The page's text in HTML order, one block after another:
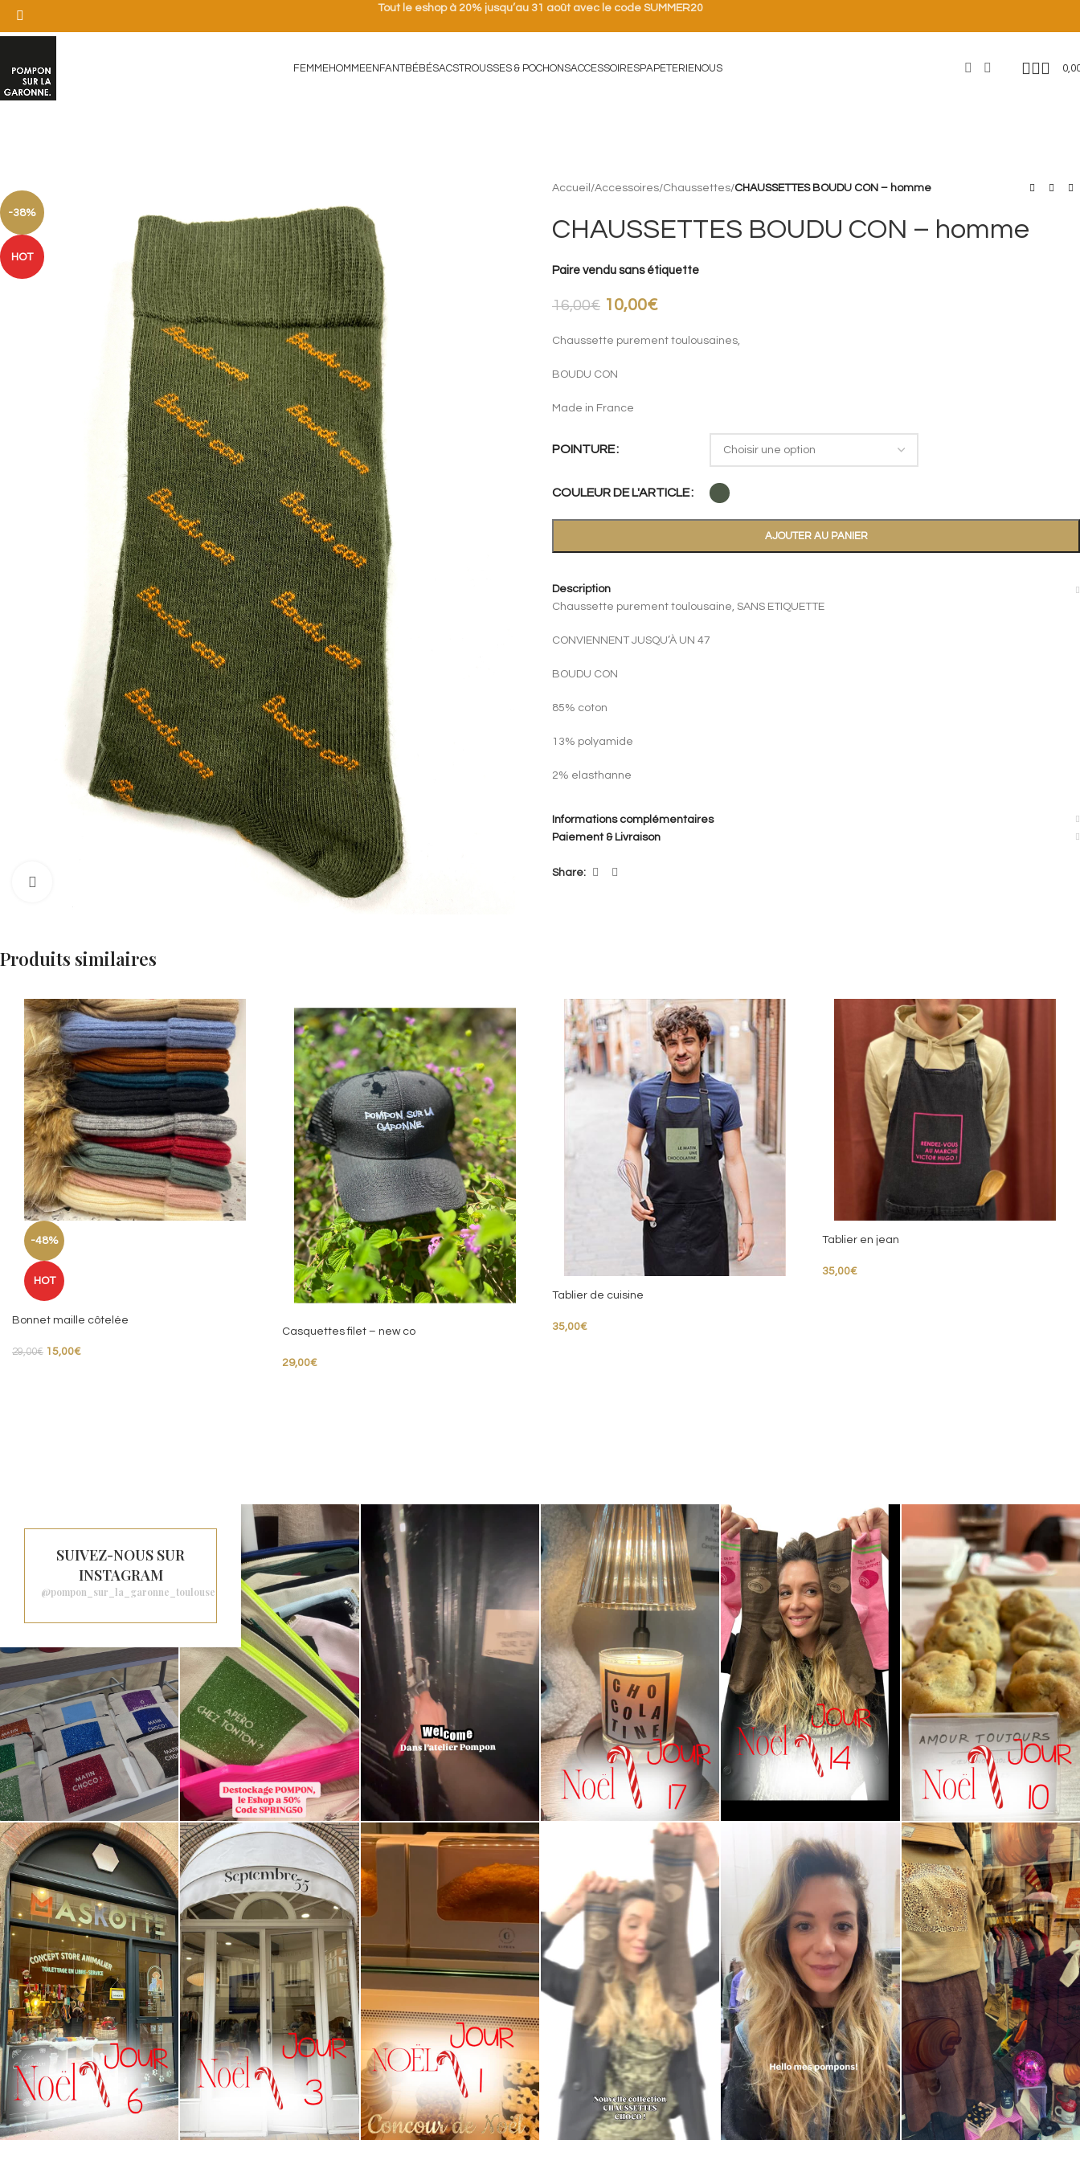
Tout le eshop à 20% jusqu’au 31 août avec le code SUMMER20
FEMMEHOMMEENFANTBÉBÉSACSTROUSSES & POCHONSACCESSOIRESPAPETERIENOUS
-38%
HOT
Accueil /Accessoires/Chaussettes/CHAUSSETTES BOUDU CON – homme
CHAUSSETTES BOUDU CON – homme
Paire vendu sans étiquette
16,00€ 10,00€
Chaussette purement toulousaines,
BOUDU CON
Made in France
POINTURE
COULEUR DE L'ARTICLE
AJOUTER AU PANIER
Description
Chaussette purement toulousaine, SANS ETIQUETTE
CONVIENNENT JUSQU’À UN 47
BOUDU CON
85% coton
13% polyamide
2% elasthanne
Informations complémentaires
Paiement & Livraison
Share:
Produits similaires
-48%
HOT
Bonnet maille côtelée
29,00€ 15,00€
Casquettes filet – new co
29,00€
Tablier de cuisine
35,00€
Tablier en jean
35,00€
SUIVEZ-NOUS SUR
INSTAGRAM
@pompon_sur_la_garonne_toulouse